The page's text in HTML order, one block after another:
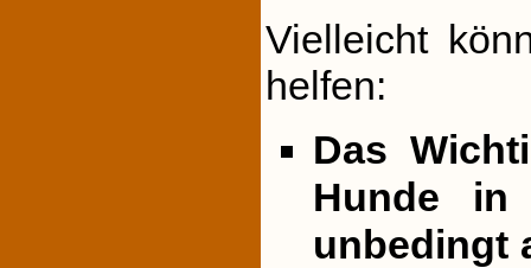
Vielleicht
helfen:
Das
Hunde in
unbedingt